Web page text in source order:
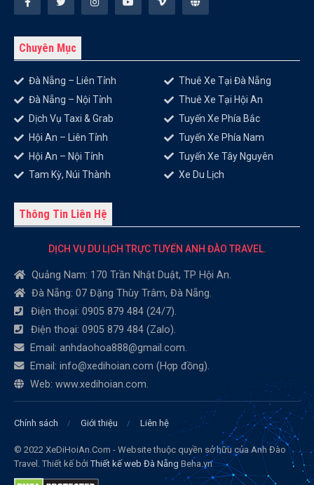
Chuyên Mục
Đà Nẵng – Liên Tỉnh
Đà Nẵng – Nội Tỉnh
Dịch Vụ Taxi & Grab
Hội An – Liên Tỉnh
Hội An – Nội Tỉnh
Tam Kỳ, Núi Thành
Thuê Xe Tại Đà Nẵng
Thuê Xe Tại Hội An
Tuyến Xe Phía Bắc
Tuyến Xe Phía Nam
Tuyến Xe Tây Nguyên
Xe Du Lịch
Thông Tin Liên Hệ
DỊCH VỤ DU LỊCH TRỰC TUYẾN ANH ĐÀO TRAVEL.
Quảng Nam: 170 Trần Nhật Duật, TP Hội An.
Đà Nẵng: 07 Đặng Thùy Trâm, Đà Nẵng.
Điện thoại: 0905 879 484 (24/7).
Điện thoại: 0905 879 484 (Zalo).
Email: anhdaohoa888@gmail.com.
Email: info@xedihoian.com (Hợp đồng).
Web: www.xedihoian.com.
Chính sách Giới thiệu Liên hệ
© 2022 XeDiHoiAn.Com - Website thuộc quyền sở hữu của Anh Đào
Travel. Thiết kế bởiThiết kế web Đà Nẵng Beha.vn